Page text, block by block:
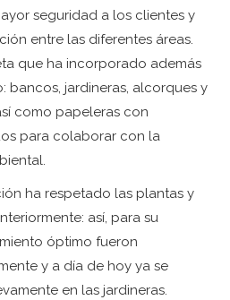
seguridad a los clientes y
entre las diferentes áreas.
que ha incorporado además
bancos, jardineras, alcorques y
como papeleras con
para colaborar con la
ha respetado las plantas y
así, para su
óptimo fueron
y a día de hoy ya se
en las jardineras.